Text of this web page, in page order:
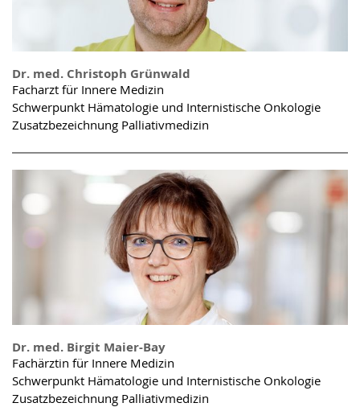
Dr. med. Christoph Grünwald
Facharzt für Innere Medizin
Schwerpunkt Hämatologie und Internistische Onkologie
Zusatzbezeichnung Palliativmedizin
Dr. med. Birgit Maier-Bay
Fachärztin für Innere Medizin
Schwerpunkt Hämatologie und Internistische Onkologie
Zusatzbezeichnung Palliativmedizin